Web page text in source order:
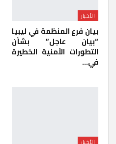
الأخبار
بيان فرع المنظمة في ليبيا
“بيان عاجل” بشأن
التطورات الأمنية الخطيرة
في…